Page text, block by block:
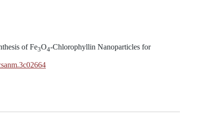
of Fe3O4-Chlorophyllin Nanoparticles for